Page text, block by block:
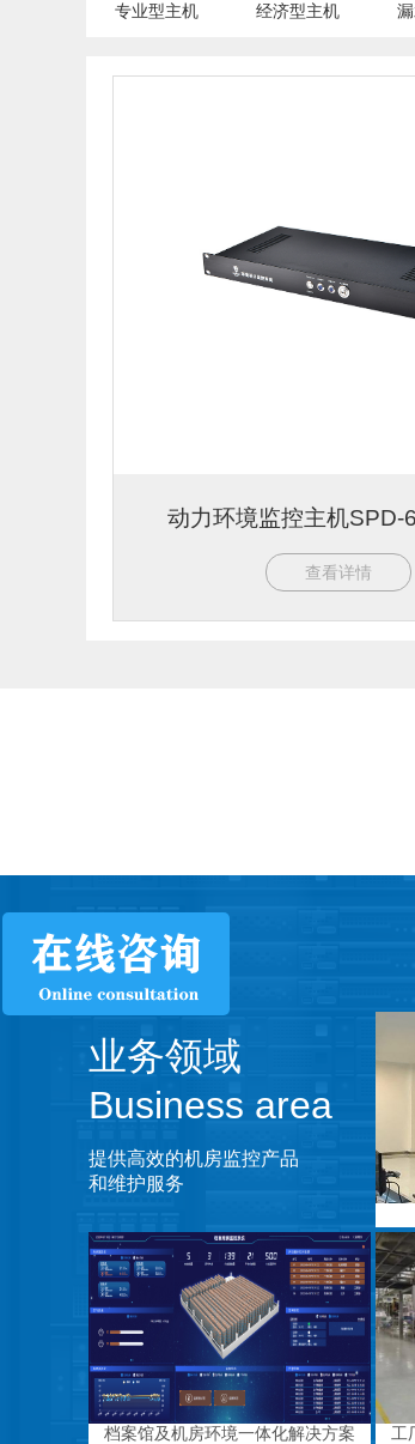
专业型主机 经济型主机
动力环境监控主机SPD-
查看详情
业务领域
Business area
提供高效的机房监控产品
和维护服务
档案馆及机房环境一体化解决方案 工